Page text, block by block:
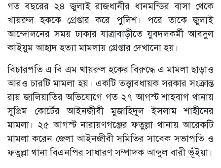
গত বছরের ২৪ জুলাই রাজধানীর ধানমন্ডির বাসা থেকে
খায়রুল হককে গ্রেপ্তার করে পুলিশ। পরে তাকে জুলাই
আন্দোলনের সময় ঢাকার যাত্রাবাড়ীতে যুবদলকর্মী আবদুল
কাইয়ুম আহাদ হত্যা মামলায় গ্রেপ্তার দেখানো হয়।
বিচারপতি এ বি এম খায়রুল হকের বিরুদ্ধে এ মামলা ছাড়াও
আরও চারটি মামলা হয়। একটি তত্ত্বাবধায়ক সরকার সংক্রান্ত
রায় জালিয়াতির অভিযোগে গত ২৭ আগস্ট শাহবাগ থানায়
সুপ্রিম কোর্টের আইনজীবী মুজাহিদুল ইসলাম শাহীনের
মামলা। ২৫ আগস্ট নারায়ণগঞ্জের ফতুল্লা থানায় আরেকটি
মামলা করেন জেলা আইনজীবী সমিতির সাবেক সভাপতি ও
ফতুল্লা থানা বিএনপির সাধারণ সম্পাদক আব্দুল বারী ভূঁইয়া।